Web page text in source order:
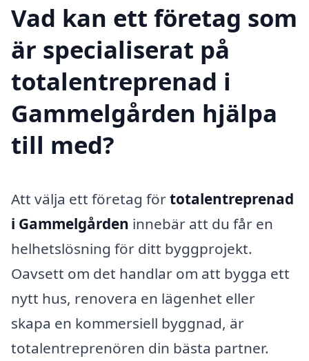
Vad kan ett företag som
är specialiserat på
totalentreprenad i
Gammelgården hjälpa
till med?
Att välja ett företag förtotalentreprenad
i Gammelgården innebär att du får en
helhetslösning för ditt byggprojekt.
Oavsett om det handlar om att bygga ett
nytt hus, renovera en lägenhet eller
skapa en kommersiell byggnad, är
totalentreprenören din bästa partner.